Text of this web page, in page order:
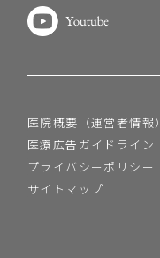
医院概要（運営者情報）
医療広告ガイドライン
プライバシーポリシー
サイトマップ